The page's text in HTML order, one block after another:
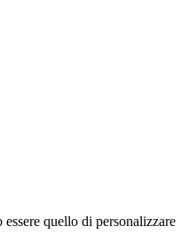
quello di personalizzare